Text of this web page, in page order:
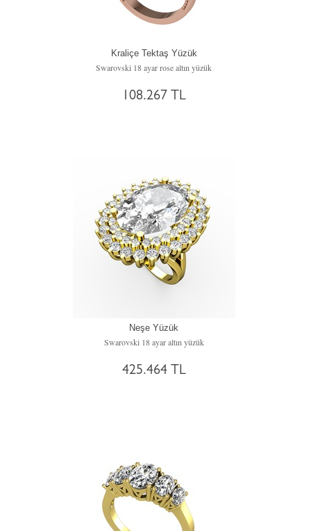
Kraliçe Tektaş Yüzük
Swarovski 18 ayar rose altın yüzük
108.267 TL
Neşe Yüzük
Swarovski 18 ayar altın yüzük
425.464 TL